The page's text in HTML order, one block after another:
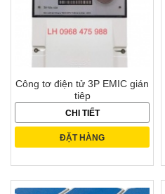
Công tơ điện tử 3P EMIC gián
tiêp
CHI TIẾT
ĐẶT HÀNG